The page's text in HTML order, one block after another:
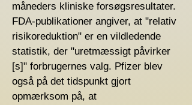
måneders kliniske forsøgsresultater.
FDA-publikationer angiver, at "relativ
risikoreduktion" er en vildledende
statistik, der "uretmæssigt påvirker
[s]" forbrugernes valg. Pfizer blev
også på det tidspunkt gjort
opmærksom på, at